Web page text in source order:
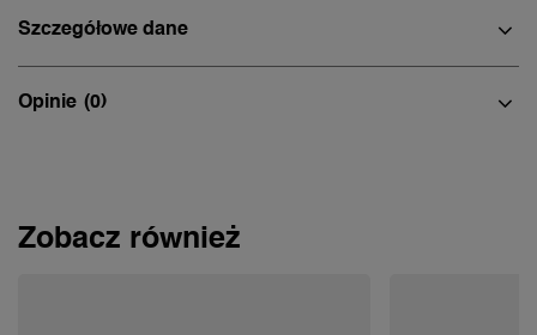
Szczegółowe dane
Opinie (0)
Zobacz również